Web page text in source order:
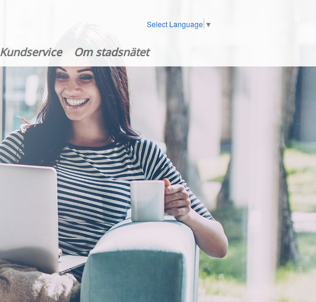
Kundservice Om stadsnätet
Select Language ▼